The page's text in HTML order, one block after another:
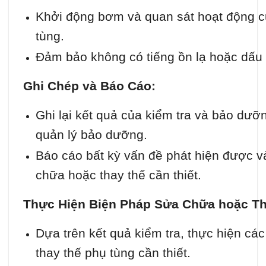
Khởi động bơm và quan sát hoạt động
tùng.
Đảm bảo không có tiếng ồn lạ hoặc
Ghi Chép và Báo Cáo:
Ghi lại kết quả của kiểm tra và bảo
quản lý bảo dưỡng.
Báo cáo bất kỳ vấn đề phát hiện được
chữa hoặc thay thế cần thiết.
Thực Hiện Biện Pháp Sửa Chữa hoặc
Dựa trên kết quả kiểm tra, thực hiện
thay thế phụ tùng cần thiết.